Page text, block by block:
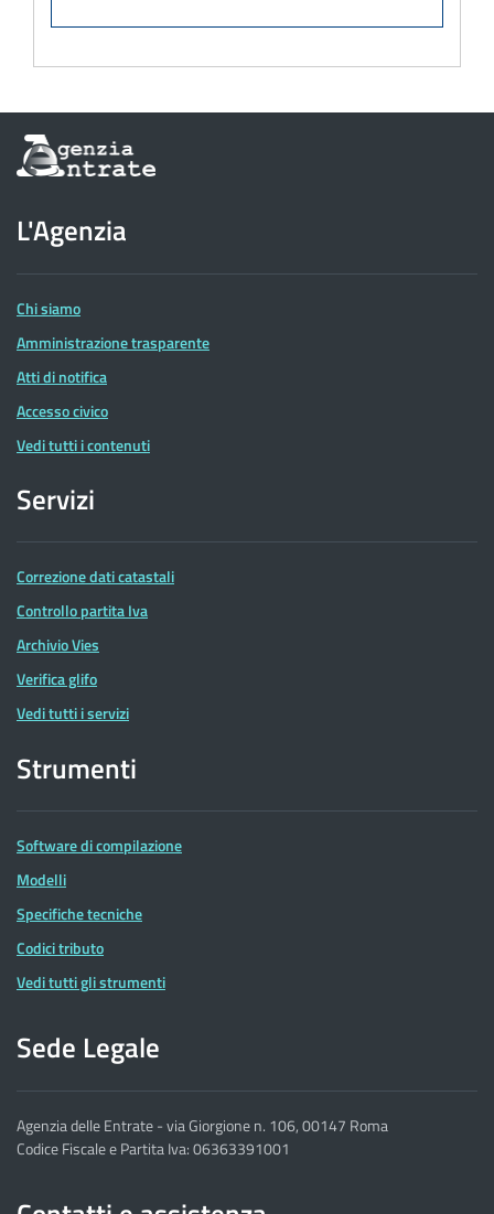
Informazioni
sul
dell'Agenzia
delle
Entrate
L'Agenzia
Chi siamo
Amministrazione trasparente
Atti di notifica
Accesso civico
Vedi tutti i contenuti
Servizi
Correzione dati catastali
Controllo partita Iva
Archivio Vies
Verifica glifo
Vedi tutti i servizi
Strumenti
Software di compilazione
Modelli
Specifiche tecniche
Codici tributo
Vedi tutti gli strumenti
Sede Legale
Agenzia delle Entrate - via Giorgione n. 106, 00147 Roma
Codice Fiscale e Partita Iva: 06363391001